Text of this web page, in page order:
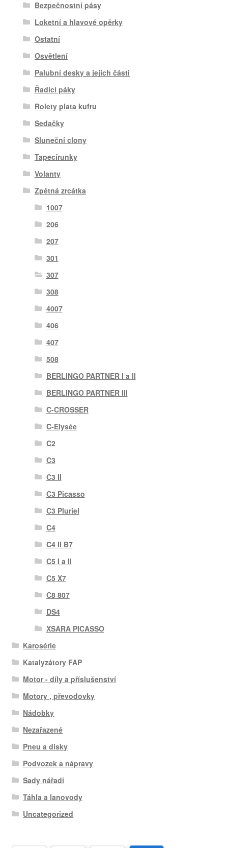
Bezpečnostní pásy
Loketní a hlavové opěrky
Ostatní
Osvětlení
Palubní desky a jejich části
Řadící páky
Rolety plata kufru
Sedačky
Sluneční clony
Tapecírunky
Volanty
Zpětná zrcátka
1007
206
207
301
307
308
4007
406
407
508
BERLINGO PARTNER I a II
BERLINGO PARTNER III
C-CROSSER
C-Elysée
C2
C3
C3 II
C3 Picasso
C3 Pluriel
C4
C4 II B7
C5 I a II
C5 X7
C8 807
DS4
XSARA PICASSO
Karosérie
Katalyzátory FAP
Motor - díly a příslušenství
Motory , převodovky
Nádobky
Nezařazené
Pneu a disky
Podvozek a nápravy
Sady nářadí
Táhla a lanovody
Uncategorized